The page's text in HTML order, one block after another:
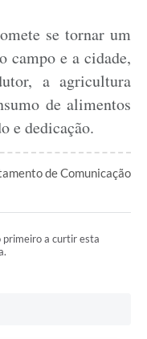
se tornar um
campo e a cidade,
a agricultura
de alimentos
e dedicação.
de Comunicação
primeiro a curtir esta